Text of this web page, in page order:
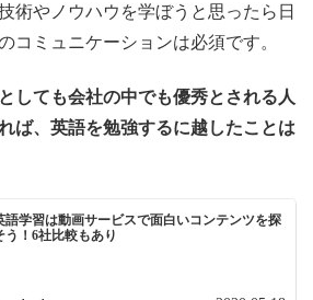
術やノウハウを学ぼうと思ったら日
コミュニケーションは必須です。
しても会社の中でも優秀とされる人
ば、英語を勉強するに越したことは
語学習は動画サービスで面白いコンテンツを探
う！6社比較もあり